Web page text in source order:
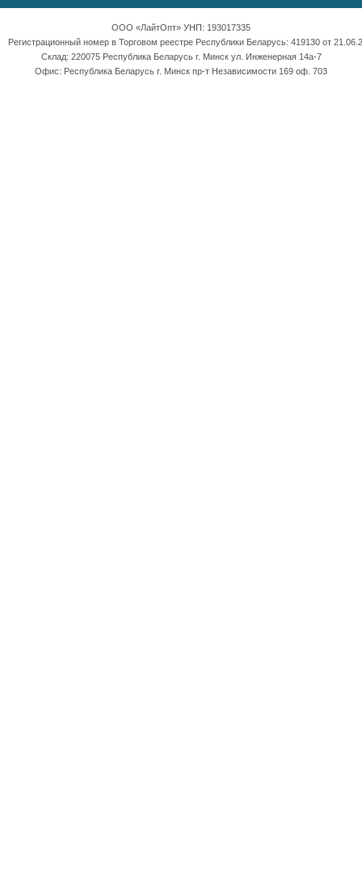
ООО «ЛайтОпт» УНП: 193017335
Регистрационный номер в Торговом реестре Республики Беларусь: 419130 от
Склад: 220075 Республика Беларусь г. Минск ул. Инженерная 14а-7
Офис: Республика Беларусь г. Минск пр-т Независимости 169 оф. 703